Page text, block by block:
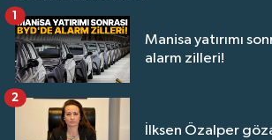
Manisa yatırımı
alarm zilleri!
1
İlksen Özalper
2